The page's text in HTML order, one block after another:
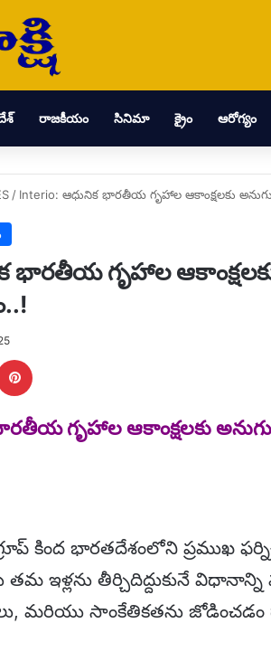
రాజకీయం సినిమా క్రైం ఆరోగ్యం
/ Interio: ఆధునిక భారతీయ గృహాల ఆకాంక్షలకు
భారతీయ గృహాల
గృహాల ఆకాంక్షలకు
కింద భారతదేశంలోని ప్రముఖ
ఇళ్లను తీర్చిదిద్దుకునే
మరియు సాంకేతికతను